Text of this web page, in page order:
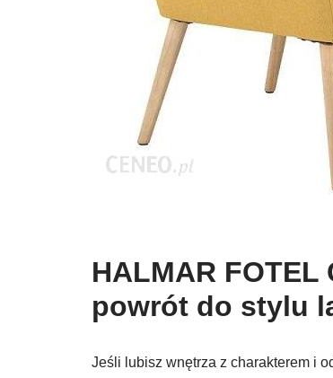
HALMAR FOTEL
powrót do stylu
Jeśli lubisz wnętrza z charakterem i